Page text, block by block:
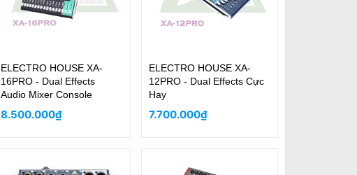
ELECTRO HOUSE XA-
16PRO - Dual Effects
Audio Mixer Console
8.500.000₫
ELECTRO HOUSE XA-
12PRO - Dual Effects Cực
Hay
7.700.000₫